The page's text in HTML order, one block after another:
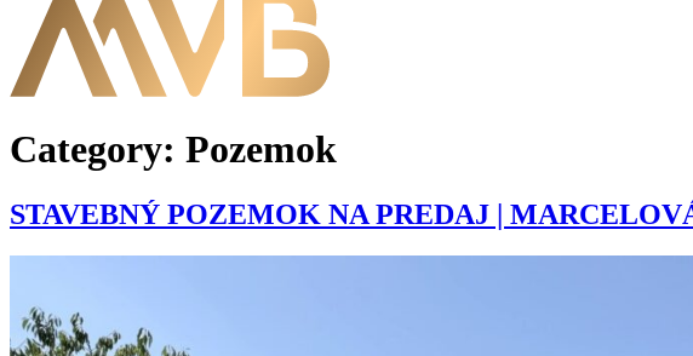
Category: Pozemok
STAVEBNÝ POZEMOK NA PREDAJ |